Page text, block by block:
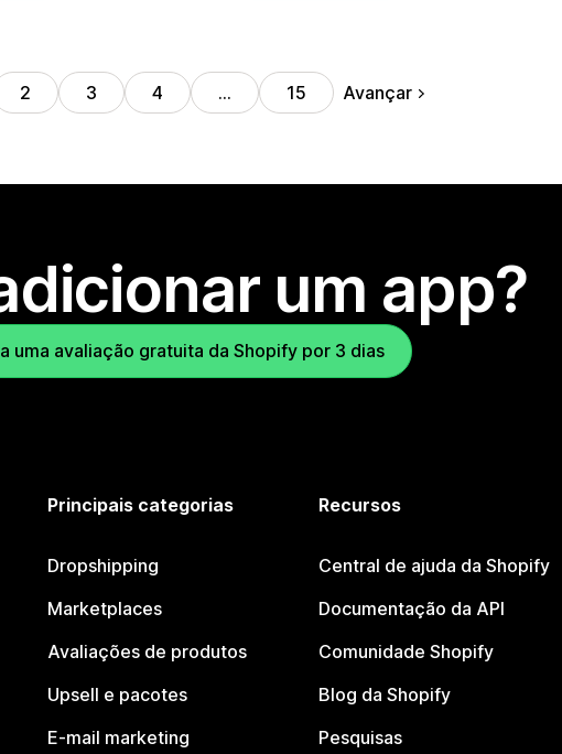
2 3 4 … 15 Avançar
um app?
uma avaliação gratuita da Shopify por 3 dias
Principais categorias
Dropshipping
Marketplaces
Avaliações de produtos
Upsell e pacotes
E-mail marketing
Recursos
Central de ajuda da Shopify
Documentação da API
Comunidade Shopify
Blog da Shopify
Pesquisas